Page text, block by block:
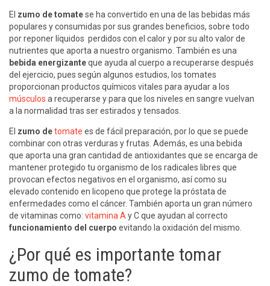
El zumo de tomatese ha convertido en una de las bebidas más
populares y consumidas por sus grandes beneficios, sobre todo
por reponer líquidos perdidos con el calor y por su alto valor de
nutrientes que aporta a nuestro organismo. También es una
bebida energizanteque ayuda al cuerpo a recuperarse después
del ejercicio, pues según algunos estudios, los tomates
proporcionan productos químicos vitales para ayudar a los
músculos a recuperarse y para que los niveles en sangre vuelvan
a la normalidad tras ser estirados y tensados.
El zumo detomate es de fácil preparación, por lo que se puede
combinar con otras verduras y frutas. Además, es una bebida
que aporta una gran cantidad de antioxidantes que se encarga de
mantener protegido tu organismo de los radicales libres que
provocan efectos negativos en el organismo, así como su
elevado contenido en licopeno que protege la próstata de
enfermedades como el cáncer. También aporta un gran número
de vitaminas como: vitamina A y C que ayudan al correcto
funcionamiento del cuerpo evitando la oxidación del mismo.
¿Por qué es importante tomar
zumo de tomate?